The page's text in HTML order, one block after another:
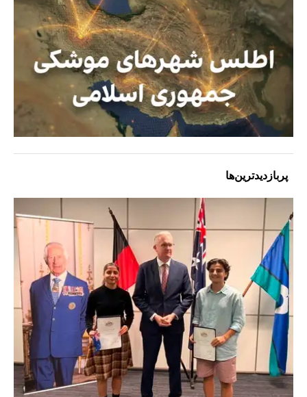
پربازدیدترین‌ها